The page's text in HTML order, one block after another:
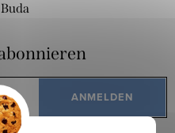
ANMELDEN